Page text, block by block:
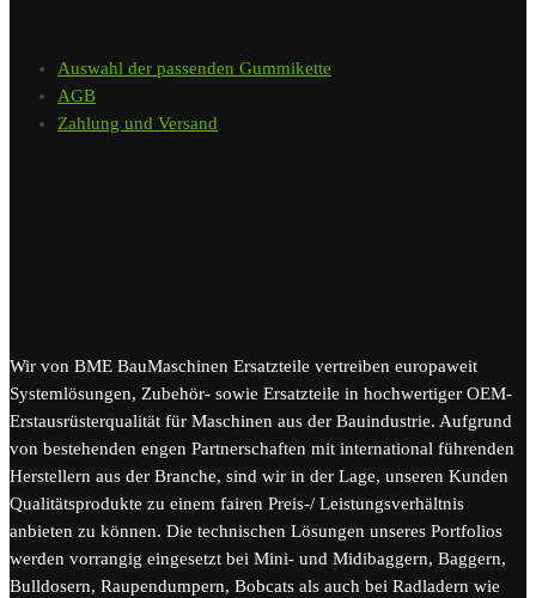
Auswahl der passenden Gummikette
AGB
Zahlung und Versand
Wir von BME BauMaschinen Ersatzteile vertreiben europaweit
Systemlösungen, Zubehör- sowie Ersatzteile in hochwertiger OEM-
Erstausrüsterqualität für Maschinen aus der Bauindustrie. Aufgrund
von bestehenden engen Partnerschaften mit international führenden
Herstellern aus der Branche, sind wir in der Lage, unseren Kunden
Qualitätsprodukte zu einem fairen Preis-/ Leistungsverhältnis
anbieten zu können. Die technischen Lösungen unseres Portfolios
werden vorrangig eingesetzt bei Mini- und Midibaggern, Baggern,
Bulldosern, Raupendumpern, Bobcats als auch bei Radladern wie